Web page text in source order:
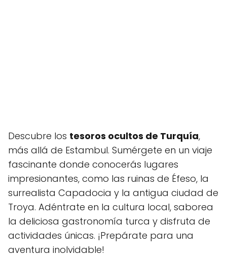
Descubre los tesoros ocultos de Turquía,
más allá de Estambul. Sumérgete en un viaje
fascinante donde conocerás lugares
impresionantes, como las ruinas de Éfeso, la
surrealista Capadocia y la antigua ciudad de
Troya. Adéntrate en la cultura local, saborea
la deliciosa gastronomía turca y disfruta de
actividades únicas. ¡Prepárate para una
aventura inolvidable!